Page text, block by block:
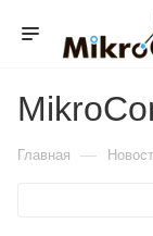
Главная —